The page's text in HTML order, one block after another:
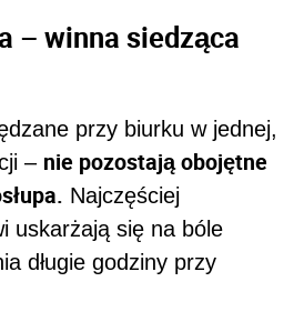
– winna siedząca
przy biurku w jednej,
– nie pozostają obojętne
Najczęściej
uskarżają się na bóle
długie godziny przy